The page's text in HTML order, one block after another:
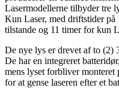
Lasermodellerne tilbyder tre
Kun Laser, med driftstider
tilstande og 11 timer for kun
De nye lys er drevet af to (2)
De har en integreret
mens lyset forbliver
for at gense laseren efter et